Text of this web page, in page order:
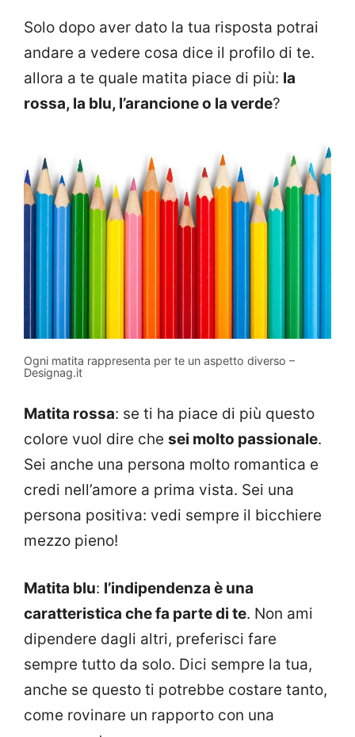
Solo dopo aver dato la tua risposta potrai
andare a vedere cosa dice il profilo di te.
allora a te quale matita piace di più: la
rossa, la blu, l’arancione o la verde?
Ogni matita rappresenta per te un aspetto diverso –
Designag.it
Matita rossa: se ti ha piace di più questo
colore vuol dire che sei molto passionale.
Sei anche una persona molto romantica e
credi nell’amore a prima vista. Sei una
persona positiva: vedi sempre il bicchiere
mezzo pieno!
Matita blu: l’indipendenza è una
caratteristica che fa parte di te. Non ami
dipendere dagli altri, preferisci fare
sempre tutto da solo. Dici sempre la tua,
anche se questo ti potrebbe costare tanto,
come rovinare un rapporto con una